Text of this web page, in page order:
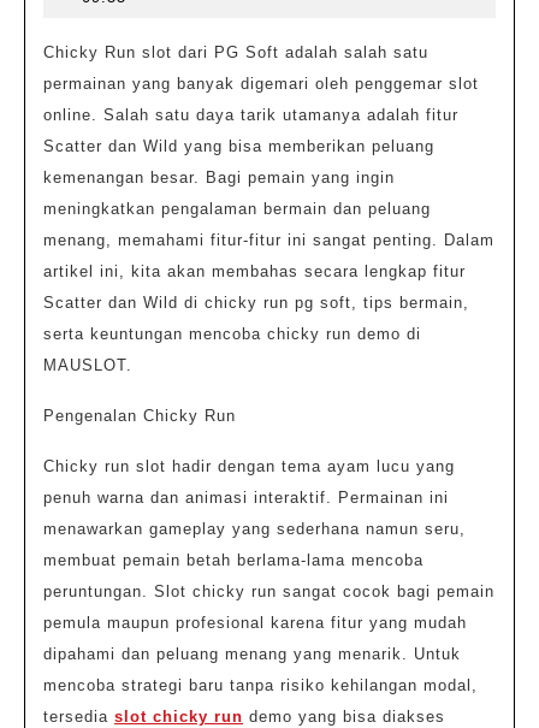
dan
Wild
Chicky Run slot dari PG Soft adalah salah satu
permainan yang banyak digemari oleh penggemar slot
online. Salah satu daya tarik utamanya adalah fitur
Scatter dan Wild yang bisa memberikan peluang
kemenangan besar. Bagi pemain yang ingin
meningkatkan pengalaman bermain dan peluang
menang, memahami fitur-fitur ini sangat penting. Dalam
artikel ini, kita akan membahas secara lengkap fitur
Scatter dan Wild di chicky run pg soft, tips bermain,
serta keuntungan mencoba chicky run demo di
MAUSLOT.
Pengenalan Chicky Run
Chicky run slot hadir dengan tema ayam lucu yang
penuh warna dan animasi interaktif. Permainan ini
menawarkan gameplay yang sederhana namun seru,
membuat pemain betah berlama-lama mencoba
peruntungan. Slot chicky run sangat cocok bagi pemain
pemula maupun profesional karena fitur yang mudah
dipahami dan peluang menang yang menarik. Untuk
mencoba strategi baru tanpa risiko kehilangan modal,
tersedia slot chicky run demo yang bisa diakses